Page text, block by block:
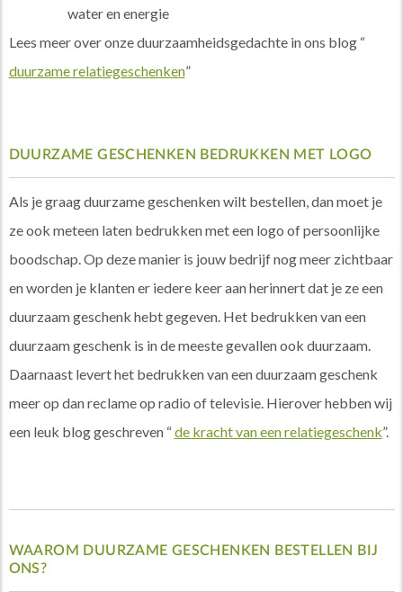
water en energie
Lees meer over onze duurzaamheidsgedachte in ons blog “
duurzame relatiegeschenken”
DUURZAME GESCHENKEN BEDRUKKEN MET LOGO
Als je graag duurzame geschenken wilt bestellen, dan moet je
ze ook meteen laten bedrukken met een logo of persoonlijke
boodschap. Op deze manier is jouw bedrijf nog meer zichtbaar
en worden je klanten er iedere keer aan herinnert dat je ze een
duurzaam geschenk hebt gegeven. Het bedrukken van een
duurzaam geschenk is in de meeste gevallen ook duurzaam.
Daarnaast levert het bedrukken van een duurzaam geschenk
meer op dan reclame op radio of televisie. Hierover hebben wij
een leuk blog geschreven “de kracht van een relatiegeschenk”.
WAAROM DUURZAME GESCHENKEN BESTELLEN BIJ
ONS?